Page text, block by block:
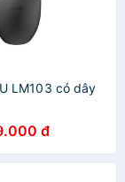
LM103 có dây
đ